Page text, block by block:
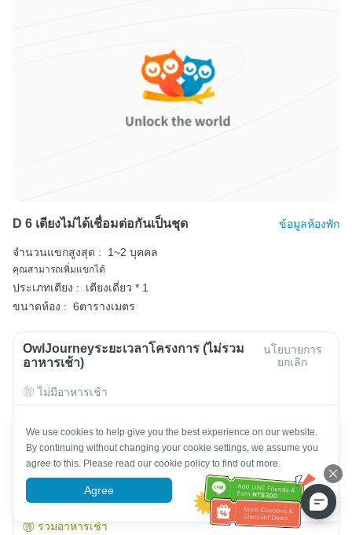
D 6 เตียงไม่ได้เชื่อมต่อกันเป็นชุด ข้อมูลห้องพัก
จำนวนแขกสูงสุด : 1~2 บุคคล
คุณสามารถเพิ่มแขกได้
ประเภทเตียง :
เตียงเดี่ยว * 1
ขนาดห้อง : 6ตารางเมตร
OwlJourneyระยะเวลาโครงการ (ไม่รวม
อาหารเช้า)
นโยบายการ
ยกเลิก
ไม่มีอาหารเช้า
OwlJourneyโครงการ (รวมอาหารเช้า) นโยบายการยกเลิก
รวมอาหารเช้า
We use cookies to help give you the best experience on our website.
By continuing without changing your cookie settings, we assume you
agree to this. Please read our cookie policy to find out more.
Agree More information